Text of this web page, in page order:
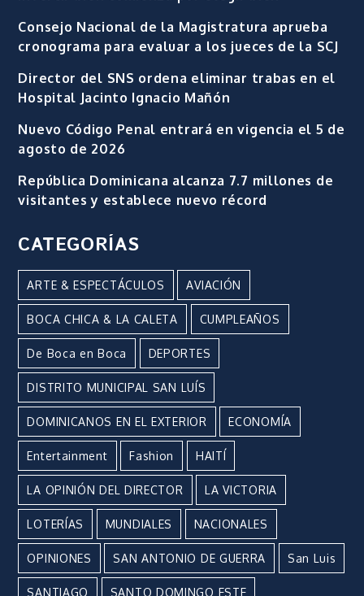
Invertir bien comienza por elegir bien
Consejo Nacional de la Magistratura aprueba
cronograma para evaluar a los jueces de la SCJ
Director del SNS ordena eliminar trabas en el
Hospital Jacinto Ignacio Mañón
Nuevo Código Penal entrará en vigencia el 5 de
agosto de 2026
República Dominicana alcanza 7.7 millones de
CATEGORÍAS
ARTE & ESPECTÁCULOS AVIACIÓN
BOCA CHICA & LA CALETA CUMPLEAÑOS
De Boca en Boca DEPORTES
DISTRITO MUNICIPAL SAN LUÍS
DOMINICANOS EN EL EXTERIOR
Entertainment Fashion HAITÍ
LA OPINIÓN DEL DIRECTOR LA VICTORIA
LOTERÍAS MUNDIALES NACIONALES
OPINIONES SAN ANTONIO DE GUERRA